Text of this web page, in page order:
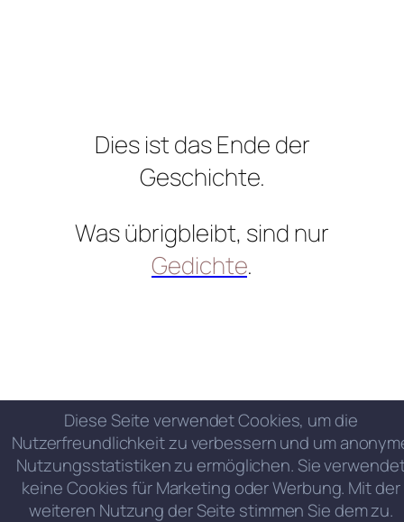
Dies ist das Ende der
Geschichte.
Was übrigbleibt, sind nur
Gedichte.
Diese Seite verwendet Cookies, um die
Nutzerfreundlichkeit zu verbessern und um
Nutzungsstatistiken zu ermöglichen. Sie
keine Cookies für Marketing oder Werbung. Mit der
weiteren Nutzung der Seite stimmen Sie dem zu.